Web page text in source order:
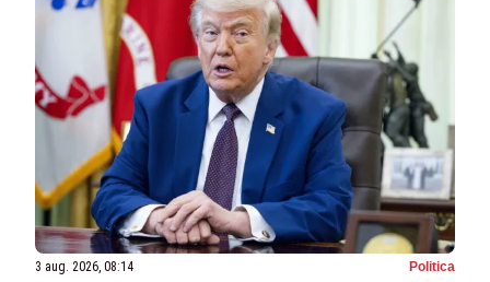
3 aug. 2026, 08:14 Politica